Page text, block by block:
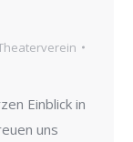
Einblick in
uns